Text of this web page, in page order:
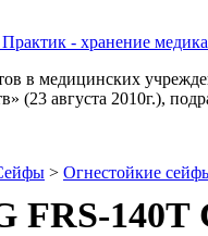
- хранение
в медицинских
(23 августа 2010г.),
> Огнестойкие
FRS-140T